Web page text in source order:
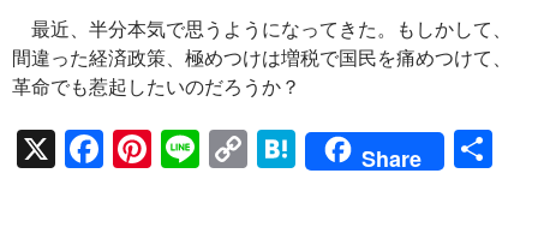
最近、半分本気で思うようになってきた。もしかして、
間違った経済政策、極めつけは増税で国民を痛めつけて、
革命でも惹起したいのだろうか？
X
F
Pi Li
C
H
Share